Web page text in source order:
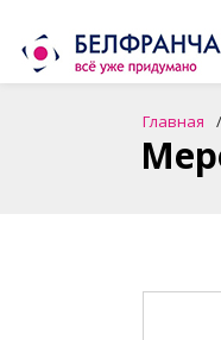
Главная